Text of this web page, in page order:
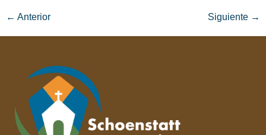
← Anterior Siguiente →